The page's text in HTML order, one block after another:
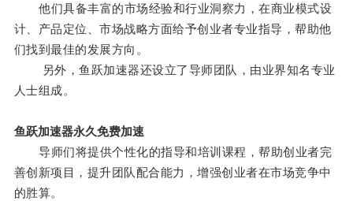
他们具备丰富的市场经验和行业洞察力，在商业模式设
计、产品定位、市场战略方面给予创业者专业指导，帮助他
们找到最佳的发展方向。
另外，鱼跃加速器还设立了导师团队，由业界知名专业
人士组成。
鱼跃加速器永久免费加速
导师们将提供个性化的指导和培训课程，帮助创业者完
善创新项目，提升团队配合能力，增强创业者在市场竞争中
的胜算。